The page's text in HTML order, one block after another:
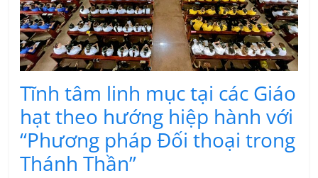
Tĩnh tâm linh mục tại các Giáo
hạt theo hướng hiệp hành với
“Phương pháp Đối thoại trong
Thánh Thần”